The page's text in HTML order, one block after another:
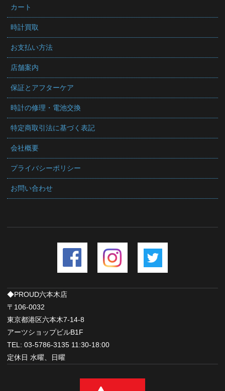
カート
時計買取
お支払い方法
店舗案内
保証とアフターケア
時計の修理・電池交換
特定商取引法に基づく表記
会社概要
プライバシーポリシー
お問い合わせ
◆PROUD六本木店
〒106-0032
東京都港区六本木7-14-8
アーツショップビルB1F
TEL: 03-5786-3135 11:30-18:00
定休日 水曜、日曜